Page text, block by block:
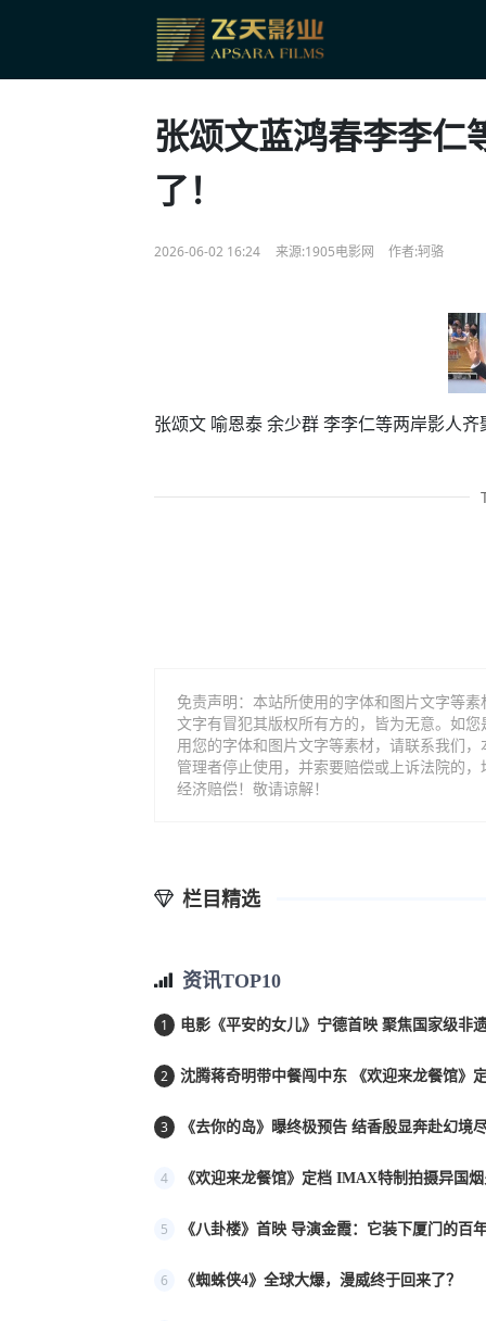
张颂文蓝鸿春李李仁
了！
2026-06-02 16:24 来源:1905电影网 作者:轲骆
张颂文 喻恩泰 余少群 李李仁等两岸影人
免责声明：本站所使用的字体和图片文字等
文字有冒犯其版权所有方的，皆为无意。如
用您的字体和图片文字等素材，请联系我们
管理者停止使用，并索要赔偿或上诉法院的
经济赔偿！敬请谅解！
栏目精选
资讯TOP10
1 电影《平安的女儿》宁德首映 聚焦国家级非
2 沈腾蒋奇明带中餐闯中东 《欢迎来龙餐馆》
3 《去你的岛》曝终极预告 结香殷显奔赴幻境
4 《欢迎来龙餐馆》定档 IMAX特制拍摄异国
5 《八卦楼》首映 导演金霞：它装下厦门的百
6 《蜘蛛侠4》全球大爆，漫威终于回来了？